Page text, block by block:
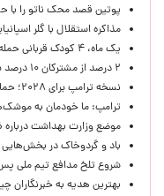
پوتین قصد محک ناتو را با
مذاکره استقلال با گلر
یک ماه، ۴ کودک قربانی حمله سگ‌ها در سنندج / چرا حوادث تکرار می‌شود؟
۲ درصد از مشترکان ۱۰ درصد برق خانگی را مصرف می‌کنند!
نسخه ترامپ برای ۲۰۲۸؛ حمایت محرمانه از نامزدی جی‌دی ونس
ترامپ: ما خودمان به
موضع وزارت بهداشت درباره
باد و گردوخاک در بخش‌هایی
شروع تلخ مدافع تیم ملی
بهترین هدیه به خبرنگاران